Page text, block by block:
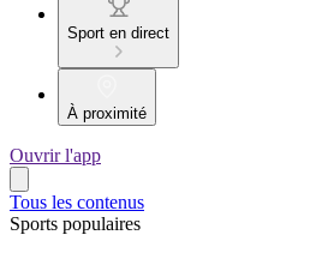
Sport en direct
À proximité
Ouvrir l'app
Tous les contenus
Sports populaires